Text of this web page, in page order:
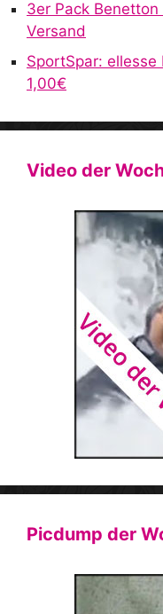
3er Pack
Versand
SportSpar:
1,00€
Video der
Picdump der